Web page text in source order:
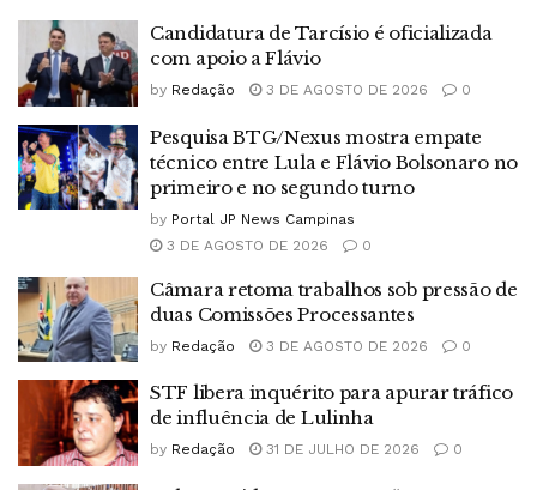
Candidatura de Tarcísio é oficializada
com apoio a Flávio
by Redação 3 DE AGOSTO DE 2026 0
Pesquisa BTG/Nexus mostra empate
técnico entre Lula e Flávio Bolsonaro no
primeiro e no segundo turno
by Portal JP News Campinas
3 DE AGOSTO DE 2026
0
Câmara retoma trabalhos sob pressão de
duas Comissões Processantes
by Redação 3 DE AGOSTO DE 2026 0
STF libera inquérito para apurar tráfico
de influência de Lulinha
by Redação 31 DE JULHO DE 2026 0